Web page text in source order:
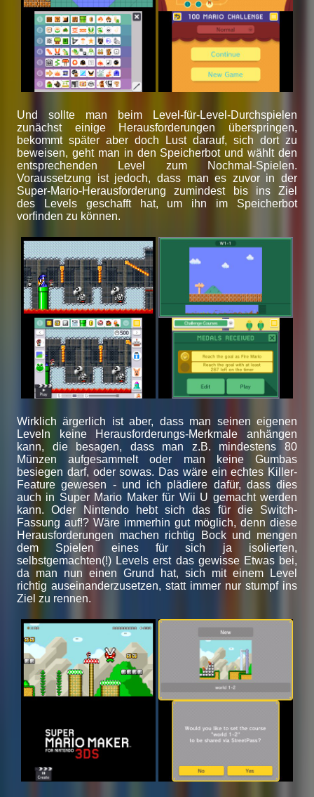
Und sollte man beim Level-für-Level-Durchspielen
zunächst einige Herausforderungen überspringen,
bekommt später aber doch Lust darauf, sich dort zu
beweisen, geht man in den Speicherbot und wählt den
entsprechenden Level zum Nochmal-Spielen.
Voraussetzung ist jedoch, dass man es zuvor in der
Super-Mario-Herausforderung zumindest bis ins Ziel
des Levels geschafft hat, um ihn im Speicherbot
vorfinden zu können.
Wirklich ärgerlich ist aber, dass man seinen eigenen
Leveln keine Herausforderungs-Merkmale anhängen
kann, die besagen, dass man z.B. mindestens 80
Münzen aufgesammelt oder man keine Gumbas
besiegen darf, oder sowas. Das wäre ein echtes Killer-
Feature gewesen - und ich plädiere dafür, dass dies
auch in Super Mario Maker für Wii U gemacht werden
kann. Oder Nintendo hebt sich das für die Switch-
Fassung auf!? Wäre immerhin gut möglich, denn diese
Herausforderungen machen richtig Bock und mengen
dem Spielen eines für sich ja isolierten,
selbstgemachten(!) Levels erst das gewisse Etwas bei,
da man nun einen Grund hat, sich mit einem Level
richtig auseinanderzusetzen, statt immer nur stumpf ins
Ziel zu rennen.